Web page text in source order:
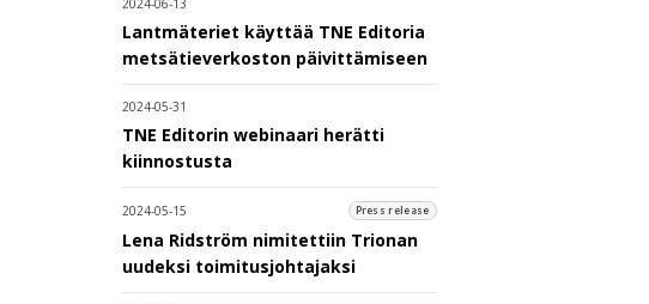
2024-06-13
Lantmäteriet käyttää TNE Editoria
metsätieverkoston päivittämiseen
2024-05-31
TNE Editorin webinaari herätti
kiinnostusta
2024-05-15 Press release
Lena Ridström nimitettiin Trionan
uudeksi toimitusjohtajaksi